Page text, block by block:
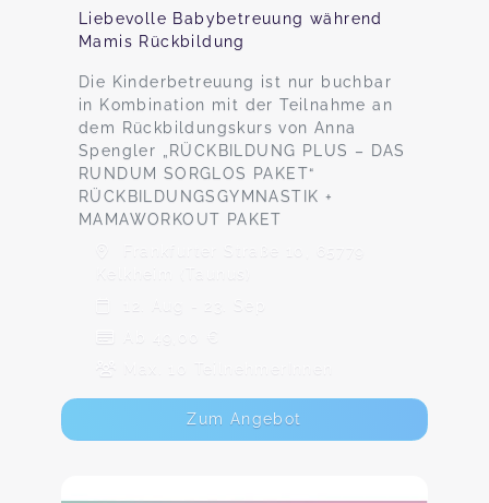
Liebevolle Babybetreuung während
Mamis Rückbildung
Die Kinderbetreuung ist nur buchbar
in Kombination mit der Teilnahme an
dem Rückbildungskurs von Anna
Spengler „RÜCKBILDUNG PLUS – DAS
RUNDUM SORGLOS PAKET“
RÜCKBILDUNGSGYMNASTIK +
MAMAWORKOUT PAKET
Frankfurter Straße 10, 65779
Kelkheim (Taunus)
12. Aug - 23. Sep
Ab 49,00 €
Max. 10 TeilnehmerInnen
Zum Angebot